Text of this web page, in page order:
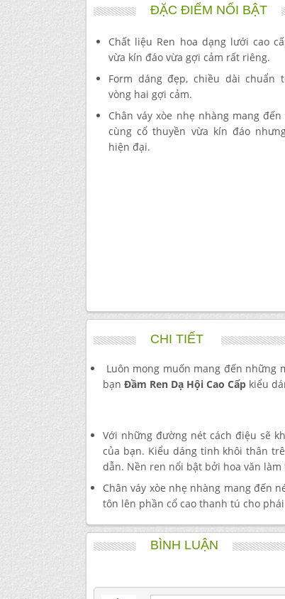
ĐẶC ĐIỂM NỔI BẬT
Chất liệu Ren hoa dạng lưới cao
vừa kín đáo vừa gợi cảm rất riêng.
Form dáng đẹp, chiều dài chuẩn
vòng hai gợi cảm.
Chân váy xòe nhẹ nhàng mang
cùng cổ thuyền vừa kín đáo
hiện đại.
CHI TIẾT
Luôn mong muốn mang đến
bạn Đầm Ren Dạ Hội Cao Cấp kiểu
Với những đường nét cách điệu sẽ
của bạn. Kiểu dáng tinh khôi thân
dẫn. Nền ren nổi bật bởi hoa văn
Chân váy xòe nhẹ nhàng mang đến
tôn lên phần cổ cao thanh tú cho
BÌNH LUẬN